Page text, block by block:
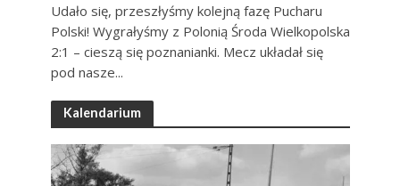
Udało się, przeszłyśmy kolejną fazę Pucharu
Polski! Wygrałyśmy z Polonią Środa Wielkopolska
2:1 – cieszą się poznanianki. Mecz układał się
pod nasze...
Kalendarium